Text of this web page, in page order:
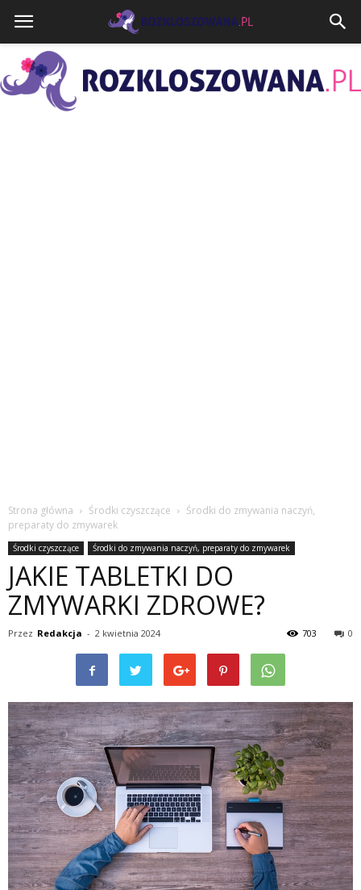
Strona główna Środki czyszczące
Środki do zmywania naczyń,
preparaty do zmywarek
Środki czyszczące Środki do zmywania naczyń, preparaty do zmywarek
JAKIE TABLETKI DO
ZMYWARKI ZDROWE?
Przez Redakcja - 2 kwietnia 2024 0
703